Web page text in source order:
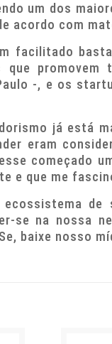
um dos
acordo com
facilitado
que
-, e os
já está
eram
começado
e que me
se na nossa
baixe nosso